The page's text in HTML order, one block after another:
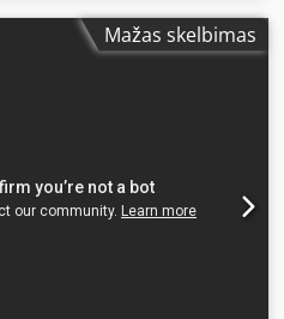
Mažas skelbimas